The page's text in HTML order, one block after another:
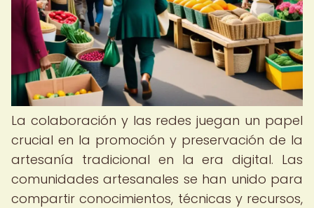
La colaboración y las redes juegan un papel
crucial en la promoción y preservación de la
artesanía tradicional en la era digital. Las
comunidades artesanales se han unido para
compartir conocimientos, técnicas y recursos,